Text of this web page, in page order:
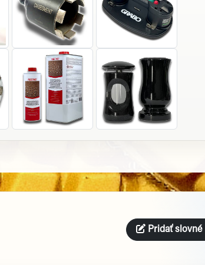
Pridať